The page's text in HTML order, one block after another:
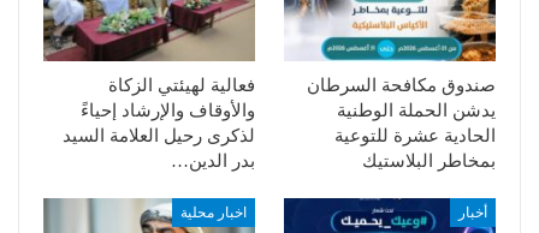
صندوق مكافحة السرطان
يدشن الحملة الوطنية
الحادية عشرة للتوعية
بمخاطر البلاستيك
فعالية لهيئتي الزكاة
والأوقاف والإرشاد إحياءً
لذكرى رحيل العلامة السيد
بدر الدين…
أخبار اخبار محلية